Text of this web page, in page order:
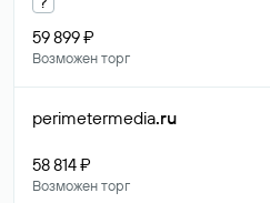
59 899 ₽
Возможен торг
perimetermedia.ru
58 814 ₽
Возможен торг